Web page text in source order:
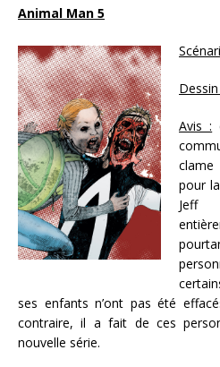
Animal Man 5
Dessin
Avis :
pour
Jeff
ses enfants n’ont pas été
contraire, il a fait de ces
nouvelle série.